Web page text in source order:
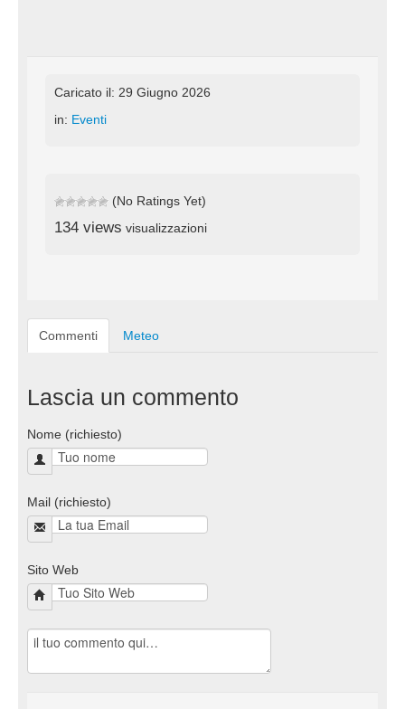
Caricato il: 29 Giugno 2026
in: Eventi
(No Ratings Yet)
134 views visualizzazioni
Commenti Meteo
Lascia un commento
Nome (richiesto)
Mail (richiesto)
Sito Web